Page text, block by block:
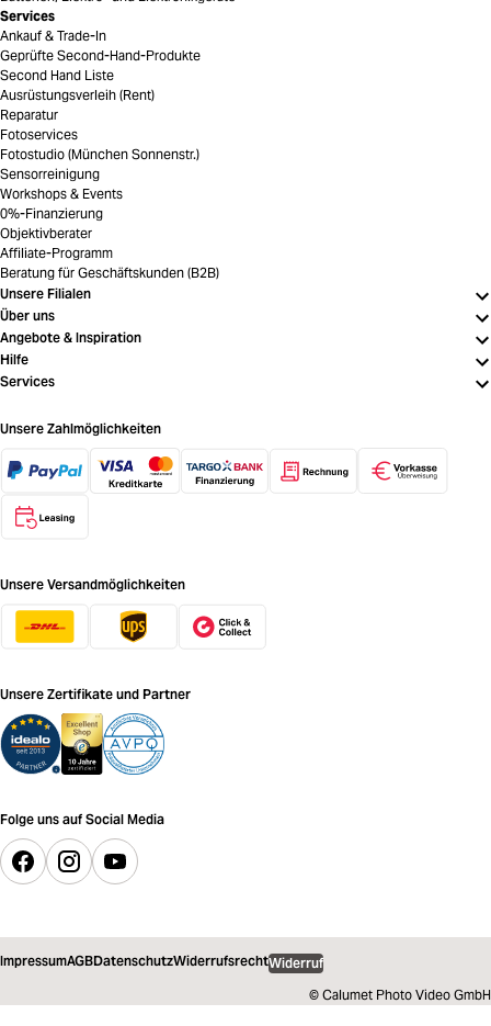
Services
Ankauf & Trade-In
Geprüfte Second-Hand-Produkte
Second Hand Liste
Ausrüstungsverleih (Rent)
Reparatur
Fotoservices
Fotostudio (München Sonnenstr.)
Sensorreinigung
Workshops & Events
0%-Finanzierung
Objektivberater
Affiliate-Programm
Beratung für Geschäftskunden (B2B)
Unsere Filialen
Über uns
Angebote & Inspiration
Hilfe
Services
Unsere Zahlmöglichkeiten
Unsere Versandmöglichkeiten
Unsere Zertifikate und Partner
Folge uns auf Social Media
ImpressumAGBDatenschutzWiderrufsrechtWiderruf
© Calumet Photo Video GmbH